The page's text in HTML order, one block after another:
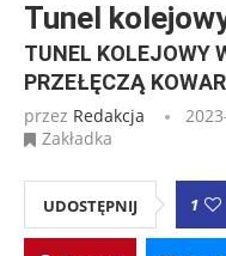
Tunel
TUNEL KOLEJOWY
PRZEŁĘCZĄ
przez Redakcja
Zakładka
UDOSTĘPNIJ 1